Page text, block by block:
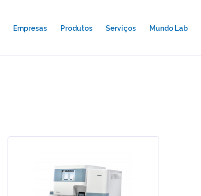
Empresas Produtos Serviços Mundo Lab